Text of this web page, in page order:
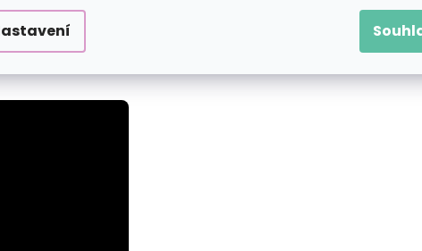
bude nutné do plátna trochu víc zatlačit a celý
svůj motiv. Jakmile se ale začne rýsovat, zaplaví